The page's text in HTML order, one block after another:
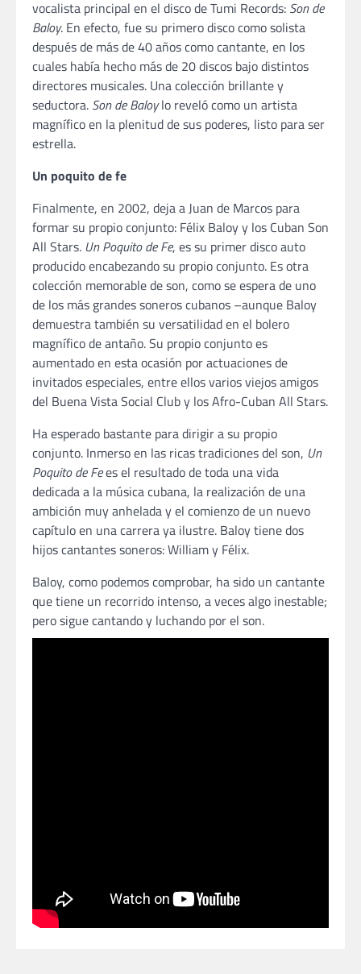
vocalista principal en el disco de Tumi Records: Son de
Baloy. En efecto, fue su primero disco como solista
después de más de 40 años como cantante, en los
cuales había hecho más de 20 discos bajo distintos
directores musicales. Una colección brillante y
seductora. Son de Baloylo reveló como un artista
magnífico en la plenitud de sus poderes, listo para ser
estrella.
Un poquito de fe
Finalmente, en 2002, deja a Juan de Marcos para
formar su propio conjunto: Félix Baloy y los Cuban Son
All Stars. Un Poquito de Fe, es su primer disco auto
producido encabezando su propio conjunto. Es otra
colección memorable de son, como se espera de uno
de los más grandes soneros cubanos –aunque Baloy
demuestra también su versatilidad en el bolero
magnífico de antaño. Su propio conjunto es
aumentado en esta ocasión por actuaciones de
invitados especiales, entre ellos varios viejos amigos
del Buena Vista Social Club y los Afro-Cuban All Stars.
Ha esperado bastante para dirigir a su propio
conjunto. Inmerso en las ricas tradiciones del son, Un
Poquito de Fees el resultado de toda una vida
dedicada a la música cubana, la realización de una
ambición muy anhelada y el comienzo de un nuevo
capítulo en una carrera ya ilustre. Baloy tiene dos
hijos cantantes soneros: William y Félix.
Baloy, como podemos comprobar, ha sido un cantante
que tiene un recorrido intenso, a veces algo inestable;
pero sigue cantando y luchando por el son.